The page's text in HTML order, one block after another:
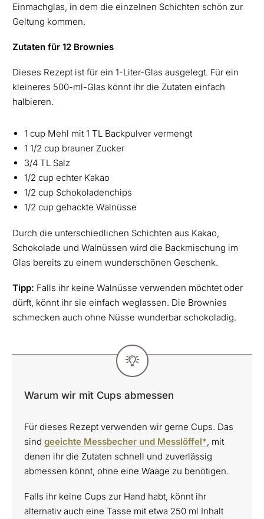
Einmachglas, in dem die einzelnen Schichten schön zur
Geltung kommen.
Zutaten für 12 Brownies
Dieses Rezept ist für ein 1-Liter-Glas ausgelegt. Für ein
kleineres 500-ml-Glas könnt ihr die Zutaten einfach
halbieren.
1 cup Mehl mit 1 TL Backpulver vermengt
1 1/2 cup brauner Zucker
3/4 TL Salz
1/2 cup echter Kakao
1/2 cup Schokoladenchips
1/2 cup gehackte Walnüsse
Durch die unterschiedlichen Schichten aus Kakao,
Schokolade und Walnüssen wird die Backmischung im
Glas bereits zu einem wunderschönen Geschenk.
Tipp: Falls ihr keine Walnüsse verwenden möchtet oder
dürft, könnt ihr sie einfach weglassen. Die Brownies
schmecken auch ohne Nüsse wunderbar schokoladig.
Warum wir mit Cups abmessen
Für dieses Rezept verwenden wir gerne Cups. Das
sind geeichte Messbecher und Messlöffel*, mit
denen ihr die Zutaten schnell und zuverlässig
abmessen könnt, ohne eine Waage zu benötigen.
Falls ihr keine Cups zur Hand habt, könnt ihr
alternativ auch eine Tasse mit etwa 250 ml Inhalt